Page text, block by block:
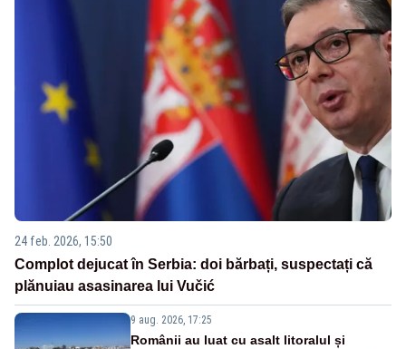
24 feb. 2026, 15:50
Complot dejucat în Serbia: doi bărbați, suspectați că
plănuiau asasinarea lui Vučić
9 aug. 2026, 17:25
Românii au luat cu asalt litoralul și